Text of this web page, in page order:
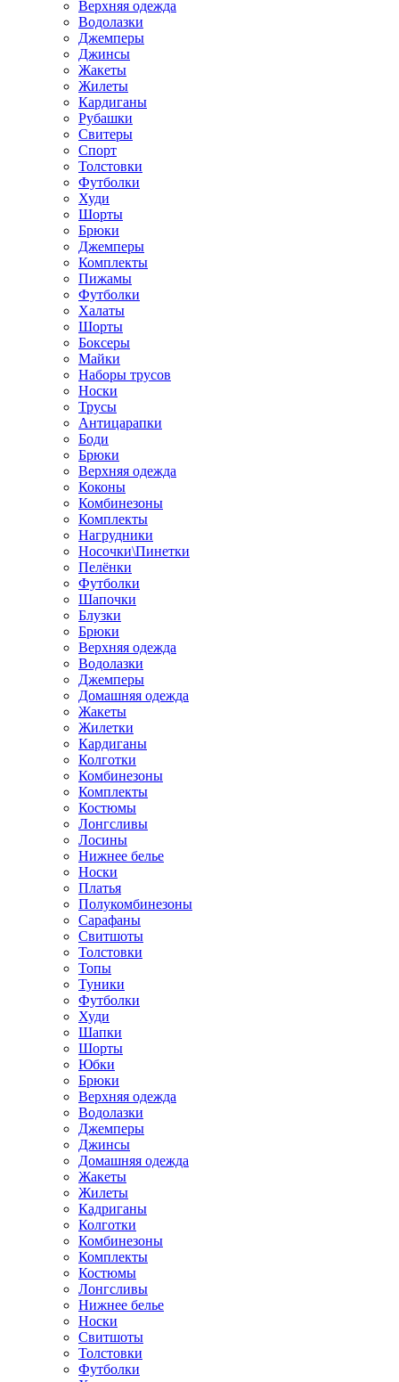
Верхняя одежда
Водолазки
Джемперы
Джинсы
Жакеты
Жилеты
Кардиганы
Рубашки
Свитеры
Спорт
Толстовки
Футболки
Худи
Шорты
Брюки
Джемперы
Комплекты
Пижамы
Футболки
Халаты
Шорты
Боксеры
Майки
Наборы трусов
Носки
Трусы
Антицарапки
Боди
Брюки
Верхняя одежда
Коконы
Комбинезоны
Комплекты
Нагрудники
Носочки\Пинетки
Пелёнки
Футболки
Шапочки
Блузки
Брюки
Верхняя одежда
Водолазки
Джемперы
Домашняя одежда
Жакеты
Жилетки
Кардиганы
Колготки
Комбинезоны
Комплекты
Костюмы
Лонгсливы
Лосины
Нижнее белье
Носки
Платья
Полукомбинезоны
Сарафаны
Свитшоты
Толстовки
Топы
Туники
Футболки
Худи
Шапки
Шорты
Юбки
Брюки
Верхняя одежда
Водолазки
Джемперы
Джинсы
Домашняя одежда
Жакеты
Жилеты
Кадриганы
Колготки
Комбинезоны
Комплекты
Костюмы
Лонгсливы
Нижнее белье
Носки
Свитшоты
Толстовки
Футболки